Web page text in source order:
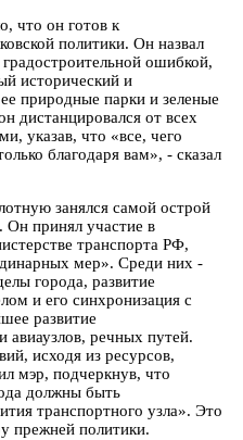
что он готов к
политики. Он назвал
ошибкой,
исторический и
природные парки и зеленые
дистанцировался от всех
указав, что «все, чего
благодаря вам», - сказал
занялся самой острой
принял участие в
транспорта РФ,
мер». Среди них -
города, развитие
и его синхронизация с
развитие
авиаузлов, речных путей.
исходя из ресурсов,
мэр, подчеркнув, что
должны быть
транспортного узла». Это
прежней политики.